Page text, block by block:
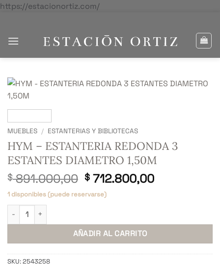
https://estacionortiz.com/Saltar
MUEBLES / ESTANTERIAS Y BIBLIOTECAS
HYM – ESTANTERIA REDONDA 3
ESTANTES DIAMETRO 1,50M
$891.000,00 El
precio
original
$ 891.000,00.
$ 712.800,00El
$
1 disponibles (puede reservarse)
HYM - ESTANTERIA REDONDA 3 ESTANTES DIAMETRO 1,50M
AÑADIR AL CARRITO
SKU:2543258